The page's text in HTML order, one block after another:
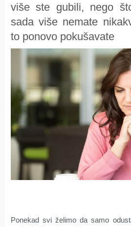
više ste gubili, nego
sada više nemate
to ponovo pokušavate
Ponekad svi želimo da samo